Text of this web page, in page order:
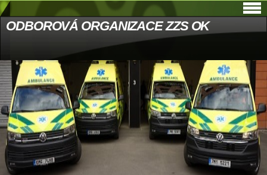
ODBOROVÁ ORGANIZACE ZZS OK